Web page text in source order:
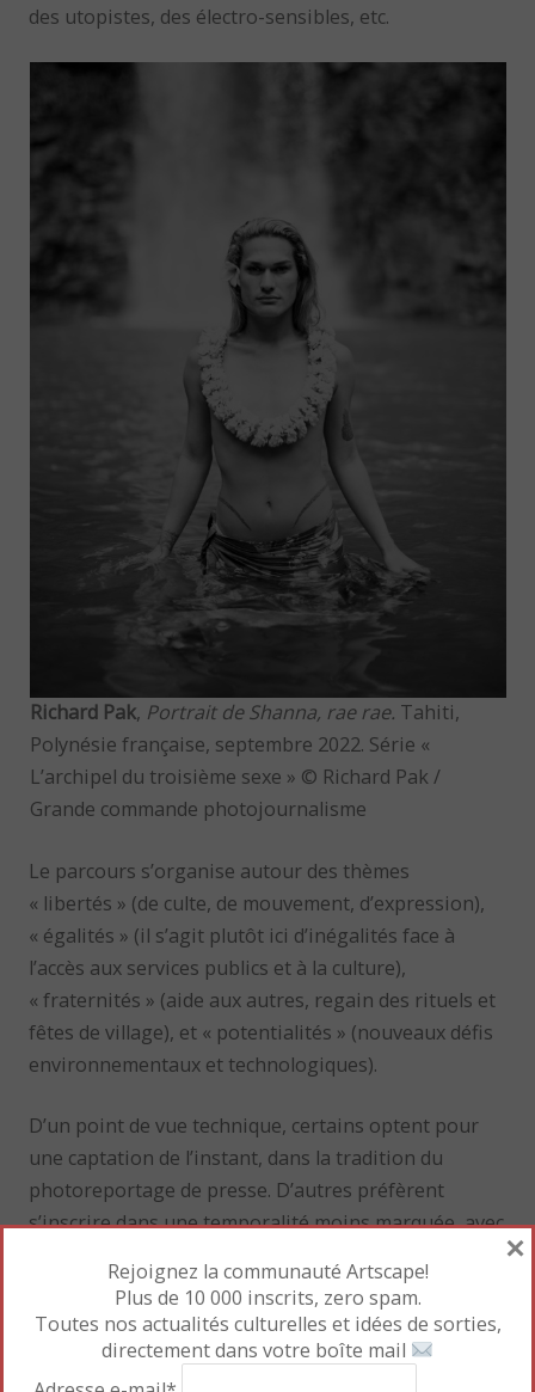
des utopistes, des électro-sensibles, etc.
Richard Pak, Portrait de Shanna, rae rae. Tahiti,
Polynésie française, septembre 2022. Série «
L’archipel du troisième sexe » © Richard Pak /
Grande commande photojournalisme
Le parcours s’organise autour des thèmes
« libertés » (de culte, de mouvement, d’expression),
« égalités » (il s’agit plutôt ici d’inégalités face à
l’accès aux services publics et à la culture),
« fraternités » (aide aux autres, regain des rituels et
fêtes de village), et « potentialités » (nouveaux défis
environnementaux et technologiques).
D’un point de vue technique, certains optent pour
une captation de l’instant, dans la tradition du
photoreportage de presse. D’autres préfèrent
s’inscrire dans une temporalité moins marquée, avec
natures mortes.
Rejoignez la communauté Artscape!
Plus de 10 000 inscrits, zero spam.
Toutes nos actualités culturelles et idées de sorties,
directement dans votre boîte mail
×